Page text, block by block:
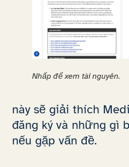
Nhấp để xem tài nguyên.
này sẽ giải thích
đăng ký và những gì
nếu gặp vấn đề.